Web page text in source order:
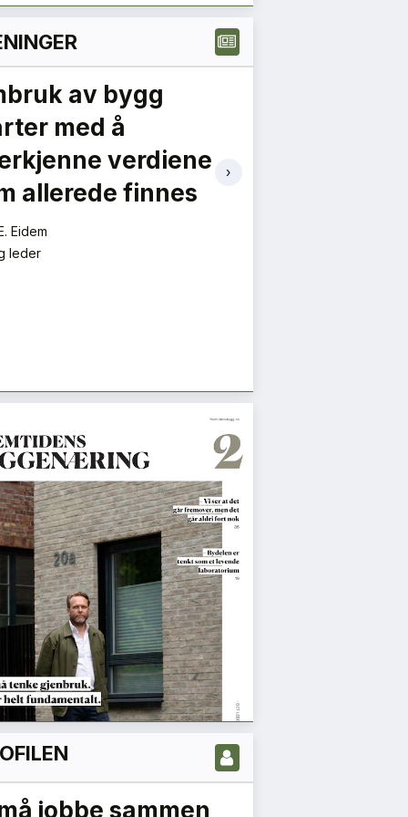
av bygg
med å
verdiene
allerede finnes
Eidem
leder
›
jobbe sammen